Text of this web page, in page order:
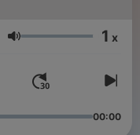
über die wichtigen
das Beste mit, was
Lautstärke 1 x
00:00